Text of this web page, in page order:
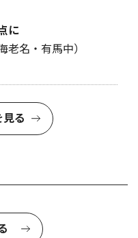
に
老名・有馬中）
見る